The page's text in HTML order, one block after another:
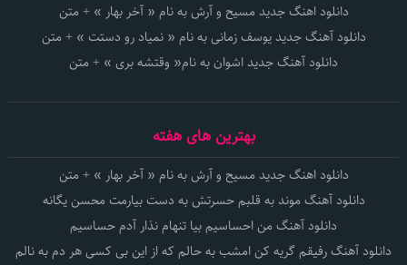
دانلود اهنگ جدید مسیح و آرش به نام « آخر بهار » + متن
دانلود آهنگ جدید یوسف زمانی به نام « نمیاد رو دستت » + متن
دانلود آهنگ جدید اشوان به نام« وقتشه بری » + متن
بهترین های هفته
دانلود اهنگ جدید مسیح و آرش به نام « آخر بهار » + متن
دانلود آهنگ موند به قلبم حسرتش به دست بیارمت محسن یگانه
دانلود آهنگ من احساسیم بیا تنهام نذار آدم حساسیم
دانلود آهنگ رفیقم گریه کن امشب به حالم که از این بی کسی هر دم به نالم